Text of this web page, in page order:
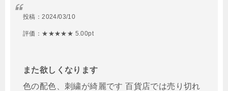
投稿：2024/03/10
評価：★★★★★ 5.00pt
また欲しくなります
色の配色、刺繍が綺麗です 百貨店では売り切れ